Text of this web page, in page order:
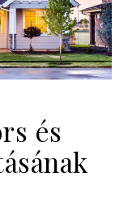
és